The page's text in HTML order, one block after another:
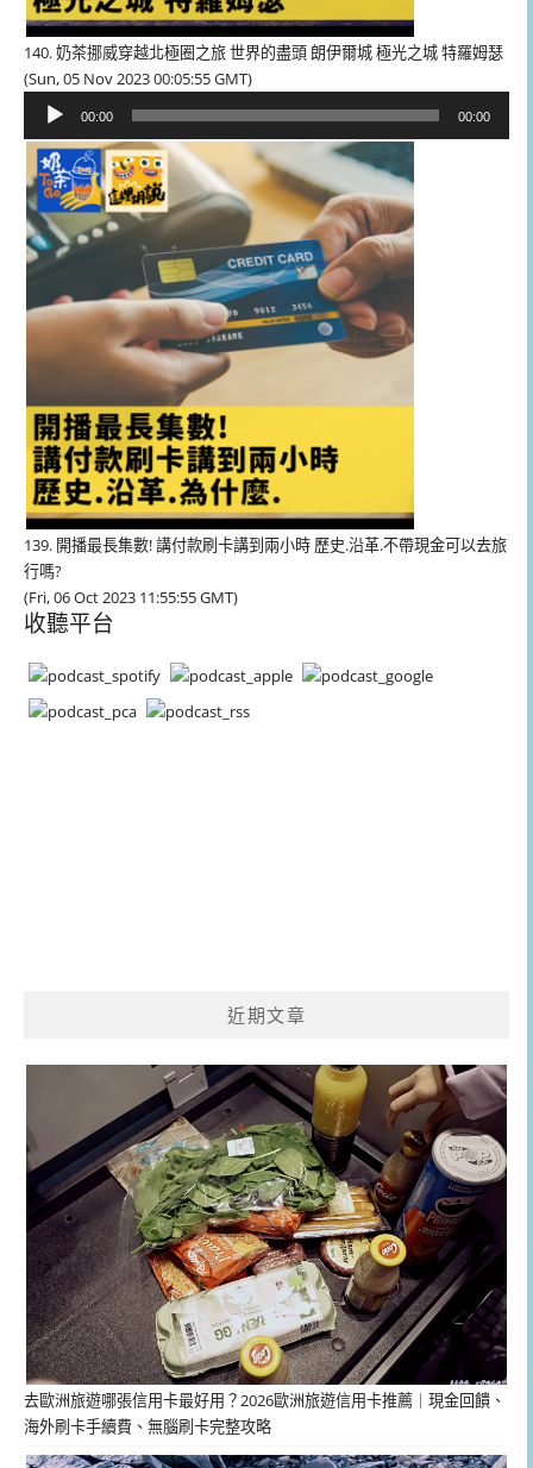
140. 奶茶挪威穿越北極圈之旅 世界的盡頭 朗伊爾城 極光之城 特羅姆瑟
(Sun, 05 Nov 2023 00:05:55 GMT)
播
放
器
00:00 00:00
139. 開播最長集數! 講付款刷卡講到兩小時 歷史.沿革.不帶現金可以去旅
行嗎?
(Fri, 06 Oct 2023 11:55:55 GMT)
收聽平台
近期文章
去歐洲旅遊哪張信用卡最好用？2026歐洲旅遊信用卡推薦｜現金回饋、
海外刷卡手續費、無腦刷卡完整攻略